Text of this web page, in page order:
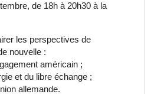
de 18h à 20h30 à la
les perspectives de
nouvelle :
américain ;
et du libre échange ;
allemande.